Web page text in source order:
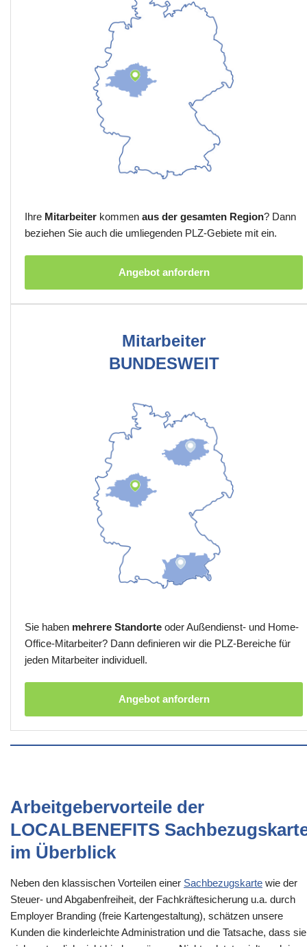
Ihre Mitarbeiter kommen aus der gesamten Region? Dann
beziehen Sie auch die umliegenden PLZ-Gebiete mit ein.
Angebot anfordern
Mitarbeiter
BUNDESWEIT
Sie haben mehrere Standorte oder Außendienst- und Home-
Office-Mitarbeiter? Dann definieren wir die PLZ-Bereiche für
jeden Mitarbeiter individuell.
Angebot anfordern
Arbeitgebervorteile der
LOCALBENEFITS
im Überblick
Neben den klassischen Vorteilen einer Sachbezugskarte wie der
Steuer- und Abgabenfreiheit, der Fachkräftesicherung u.a. durch
Employer Branding (freie Kartengestaltung), schätzen unsere
Kunden die kinderleichte Administration und die Tatsache, dass sie